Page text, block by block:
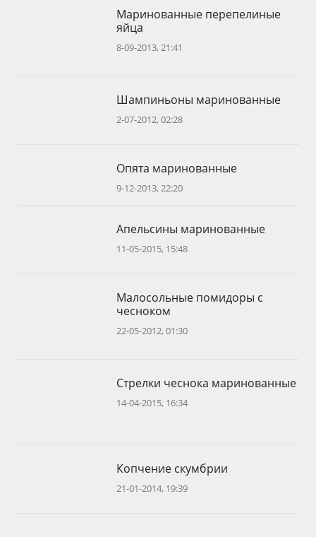
Маринованные перепелиные
яйца
8-09-2013, 21:41
Шампиньоны маринованные
2-07-2012, 02:28
Опята маринованные
9-12-2013, 22:20
Апельсины маринованные
11-05-2015, 15:48
Малосольные помидоры с
чесноком
22-05-2012, 01:30
Стрелки чеснока маринованные
14-04-2015, 16:34
Копчение скумбрии
21-01-2014, 19:39